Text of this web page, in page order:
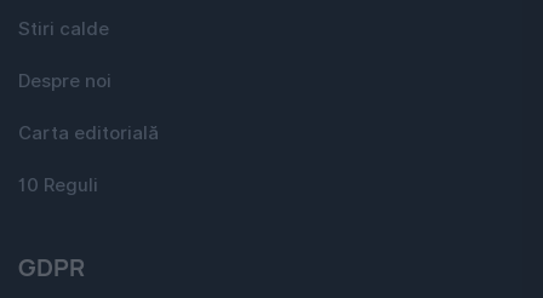
Stiri calde
Despre noi
Carta editorială
10 Reguli
GDPR